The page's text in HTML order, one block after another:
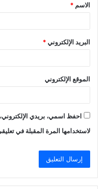
*
الاسم *
البريد الإلكتروني*
الموقع الإلكتروني
احفظ اسمي، بريدي
لاستخدامها المرة المقبلة في